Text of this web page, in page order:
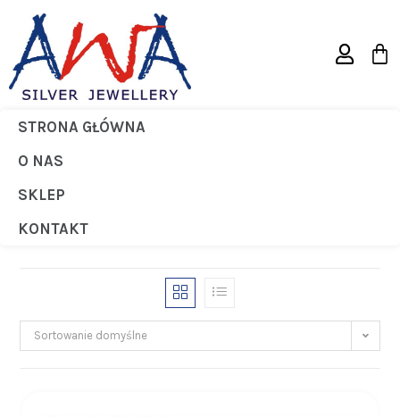
STRONA GŁÓWNA
O NAS
SKLEP
KONTAKT
Breloki
> Products
Sortowanie domyślne